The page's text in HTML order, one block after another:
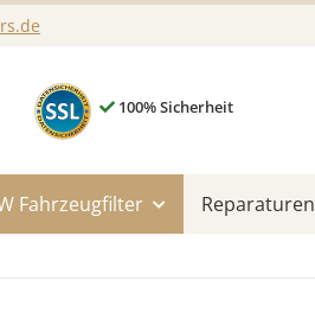
100% Sicherheit
Fahrzeugfilter Reparaturen